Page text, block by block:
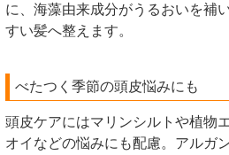
に、海藻由来成分がうるおいを補
すい髪へ整えます。
べたつく季節の頭皮悩みにも
頭皮ケアにはマリンシルトや植物
オイなどの悩みにも配慮。アルガ